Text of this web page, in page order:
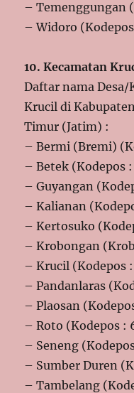
– Temenggungan
– Widoro
10. Kecamatan
Daftar nama
Krucil di
Timur (Jatim) :
– Bermi (Bremi)
– Betek (Kodepos
– Guyangan
– Kalianan
– Kertosuko
– Krobongan
– Krucil (Kodepos
– Pandanlaras
– Plaosan
– Roto (Kodepos :
– Seneng
– Sumber Duren
– Tambelang